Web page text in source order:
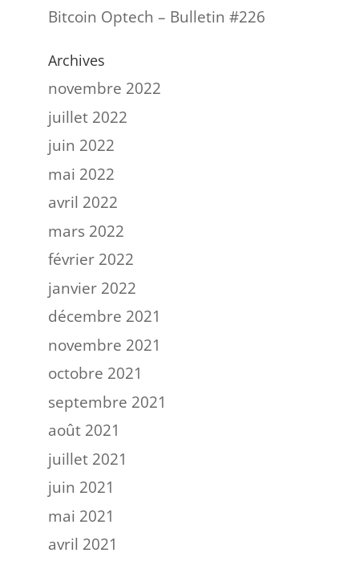
Bitcoin Optech – Bulletin #226
Archives
novembre 2022
juillet 2022
juin 2022
mai 2022
avril 2022
mars 2022
février 2022
janvier 2022
décembre 2021
novembre 2021
octobre 2021
septembre 2021
août 2021
juillet 2021
juin 2021
mai 2021
avril 2021